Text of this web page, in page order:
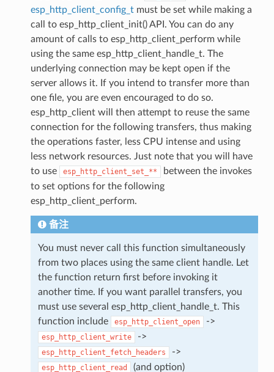
esp_http_client_config_tmust be set while making a
call to esp_http_client_init() API. You can do any
amount of calls to esp_http_client_perform while
using the same esp_http_client_handle_t. The
underlying connection may be kept open if the
server allows it. If you intend to transfer more than
one file, you are even encouraged to do so.
esp_http_client will then attempt to reuse the same
connection for the following transfers, thus making
the operations faster, less CPU intense and using
less network resources. Just note that you will have
to use
esp_http_client_set_**
between the invokes
to set options for the following
esp_http_client_perform.
备注
You must never call this function simultaneously
from two places using the same client handle. Let
the function return first before invoking it
another time. If you want parallel transfers, you
must use several esp_http_client_handle_t. This
function include
esp_http_client_open ->
esp_http_client_write ->
esp_http_client_fetch_headers ->
esp_http_client_read (and option)